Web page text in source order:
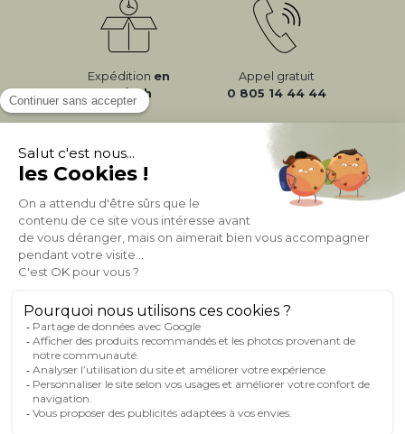
Expédition en
24/72h
Appel gratuit
0 805 14 44 44
À PROPOS DE MILIBOO
AIDE & CONTACT